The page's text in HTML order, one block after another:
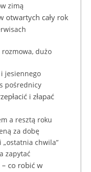
zimą
otwartych cały rok
dużo
jesiennego
pośrednicy
i złapać
a resztą roku
za dobę
„ostatnia chwila”
zapytać
co robić w